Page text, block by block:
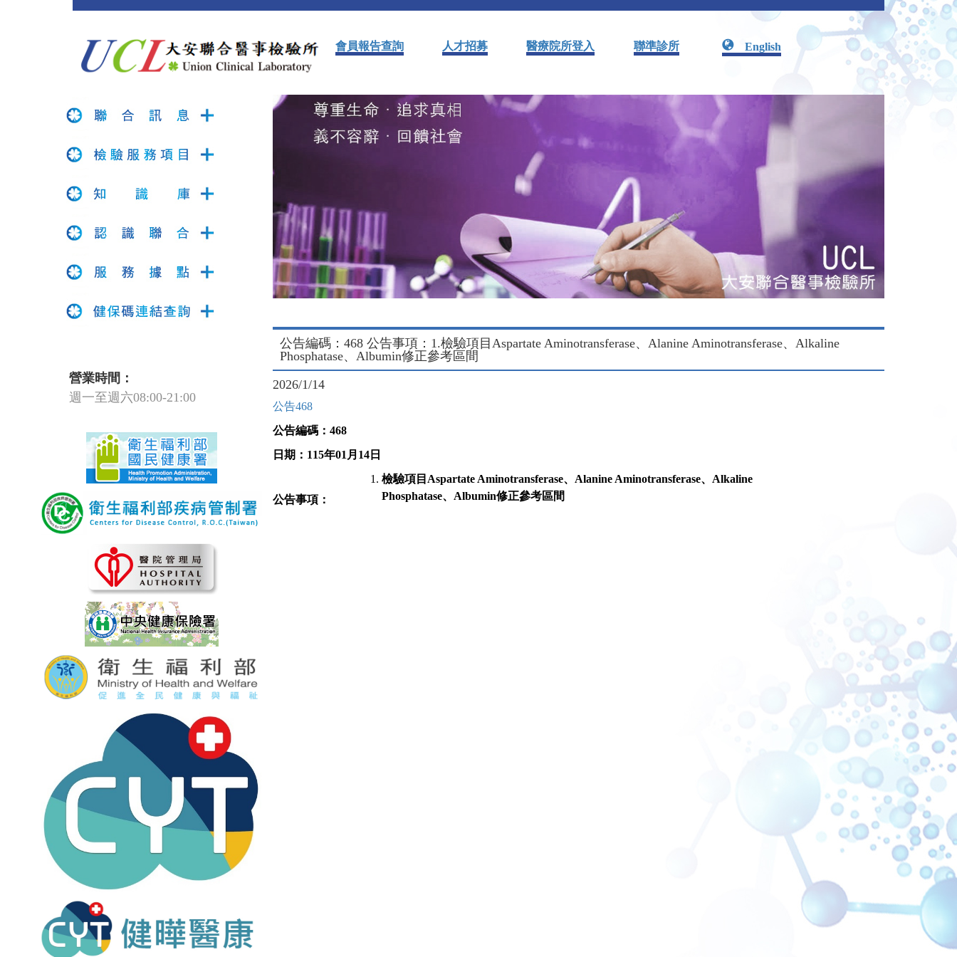
會員報告查詢 人才招募 醫療院所登入 聯準診所 English
營業時間：
週一至週六08:00-21:00
公告編碼：468 公告事項：1.檢驗項目Aspartate Aminotransferase、Alanine Aminotransferase、Alkaline
Phosphatase、Albumin修正參考區間
2026/1/14
公告468
公告編碼：468
日期： 115年01 月 14 日
公告事項：
檢驗項目 Aspartate Aminotransferase、 Alanine Aminotransferase、 Alkaline
Phosphatase、 Albumin修正參考區間